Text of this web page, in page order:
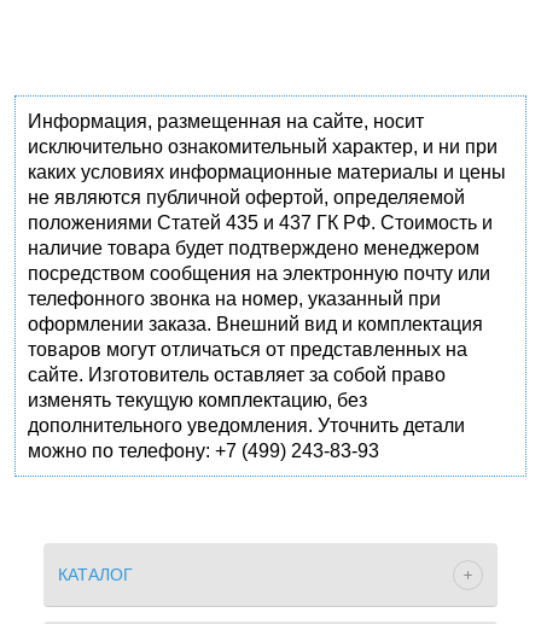
Информация, размещенная на сайте, носит
исключительно ознакомительный характер, и ни при
каких условиях информационные материалы и цены
не являются публичной офертой, определяемой
положениями Статей 435 и 437 ГК РФ. Стоимость и
наличие товара будет подтверждено менеджером
посредством сообщения на электронную почту или
телефонного звонка на номер, указанный при
оформлении заказа. Внешний вид и комплектация
товаров могут отличаться от представленных на
сайте. Изготовитель оставляет за собой право
изменять текущую комплектацию, без
дополнительного уведомления. Уточнить детали
можно по телефону: +7 (499) 243-83-93
КАТАЛОГ